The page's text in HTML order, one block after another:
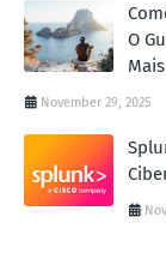
O
Mais
November 29, 2025